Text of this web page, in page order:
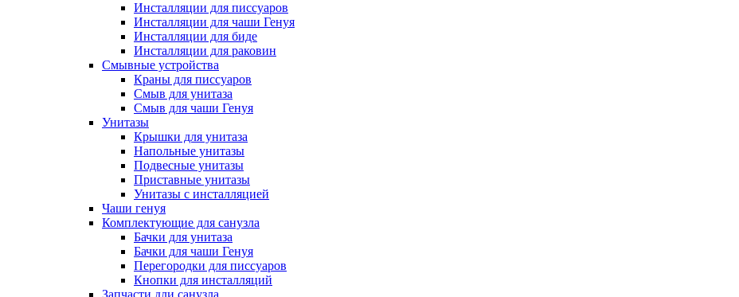
Инсталляции для писсуаров
Инсталляции для чаши Генуя
Инсталляции для биде
Инсталляции для раковин
Смывные устройства
Краны для писсуаров
Смыв для унитаза
Смыв для чаши Генуя
Унитазы
Крышки для унитаза
Напольные унитазы
Подвесные унитазы
Приставные унитазы
Унитазы с инсталляцией
Чаши генуя
Комплектующие для санузла
Бачки для унитаза
Бачки для чаши Генуя
Перегородки для писсуаров
Кнопки для инсталляций
Запчасти дли санузла